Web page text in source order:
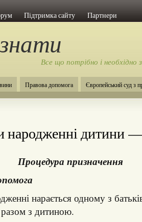
Підтримка сайту Партнери
Все що потрібно і
Правова допомога Європейський суд з
народженні дитини
Процедура призначення
нарається одному з
з дитиною.